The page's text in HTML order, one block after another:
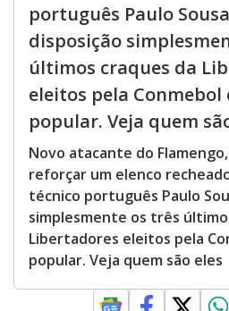
português Paulo
disposição
últimos craques da
eleitos pela Conmebol
popular. Veja quem
Novo atacante do
reforçar um elenco
técnico português Paulo
simplesmente os três
Libertadores eleitos pela
popular. Veja quem são eles